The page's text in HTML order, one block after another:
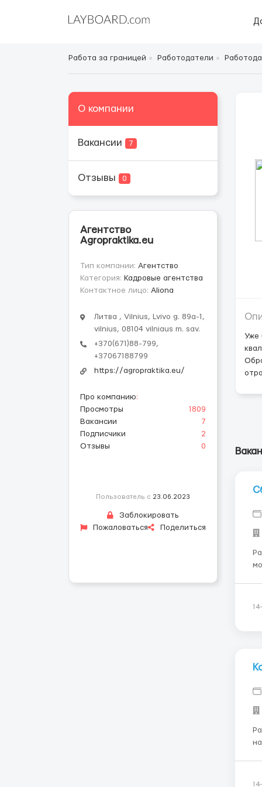
Работа за границей Работодатели
О компании
Вакансии 7
Отзывы 0
Агентство
Agropraktika.eu
Тип компании: Агентство
Категория: Кадровые агентства
Контактное лицо: Aliona
Литва , Vilnius, Lvivo g. 89a-1,
vilnius, 08104 vilniaus m. sav.
+370(671)88-799,
+37067188799
https://agropraktika.eu/
Про компанию:
Просмотры
1809
Вакансии
7
Подписчики
2
Отзывы
0
Пользователь с 23.06.2023
Заблокировать
Пожаловаться
Поделиться
Уже